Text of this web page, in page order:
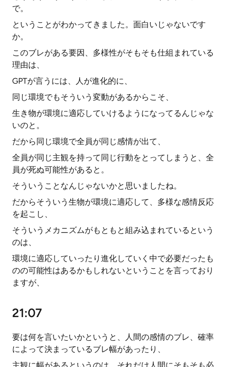
で。
ということがわかってきました。面白いじゃないです
か。
このブレがある要因、多様性がそもそも仕組まれている
理由は、
GPTが言うには、人が進化的に、
同じ環境でもそういう変動があるからこそ、
生き物が環境に適応していけるようになってるんじゃな
いのと。
だから同じ環境で全員が同じ感情が出て、
全員が同じ主観を持って同じ行動をとってしまうと、全
員が死ぬ可能性があると。
そういうことなんじゃないかと思いましたね。
だからそういう生物が環境に適応して、多様な感情反応
を起こし、
そういうメカニズムがもともと組み込まれているという
のは、
環境に適応していったり進化していく中で必要だったも
のの可能性はあるかもしれないということを言っており
ますが、
21:07
要は何を言いたいかというと、人間の感情のブレ、確率
によって決まっているブレ幅があったり、